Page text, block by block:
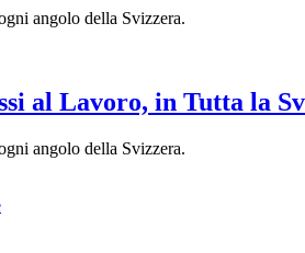
angolo della Svizzera.
al Lavoro, in Tutta la
angolo della Svizzera.